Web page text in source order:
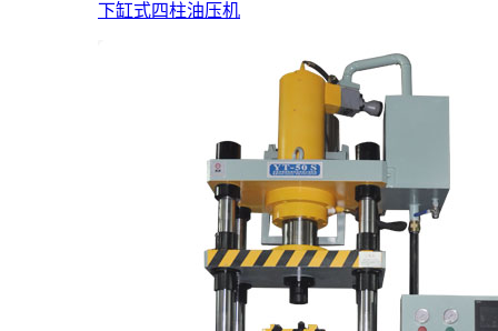
下缸式四柱油压机